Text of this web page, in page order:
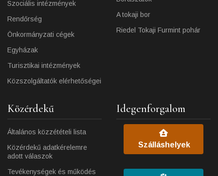
Szociális intézmények
Rendőrség
Önkormányzati cégek
Egyházak
Turisztikai intézmények
Közszolgáltatók elérhetőségei
A tokaji bor
Riedel Tokaji Furmint pohár
Közérdekű
Általános közzétételi lista
Közérdekű adatkérelemre
adott válaszok
Tevékenységek és működés
Idegenforgalom
Szálláshelyek